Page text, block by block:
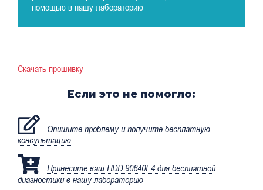
помощью в нашу лабораторию
Скачать прошивку
Если это не помогло:
Опишите проблему и получите бесплатную
консультацию
Принесите ваш HDD 90640E4 для бесплатной
диагностики в нашу лабораторию